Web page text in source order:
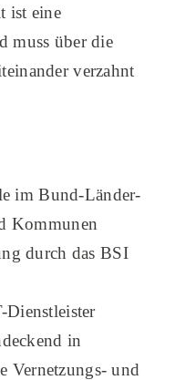
ist eine
muss über die
verzahnt
im Bund-Länder-
Kommunen
durch das BSI
in
Vernetzungs- und